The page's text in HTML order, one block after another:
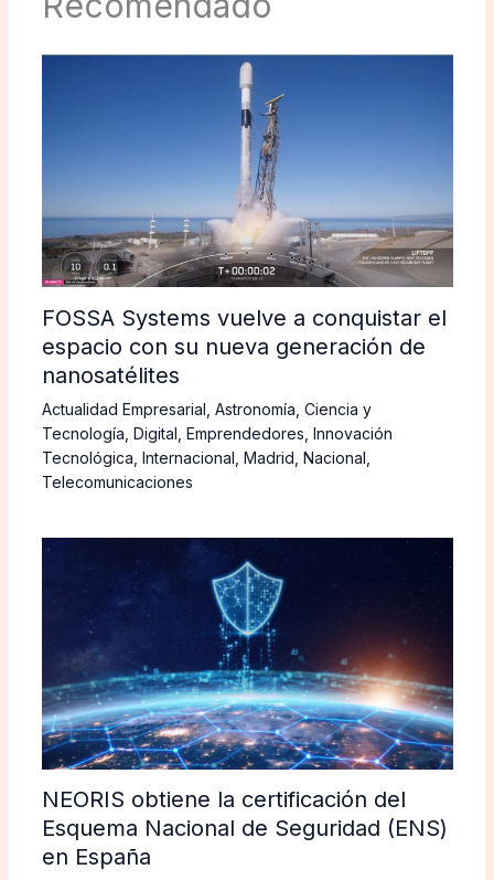
FOSSA Systems vuelve a conquistar el
espacio con su nueva generación de
nanosatélites
Actualidad Empresarial Astronomía Ciencia y
Tecnología Digital Emprendedores Innovación
Tecnológica Internacional Madrid Nacional
Telecomunicaciones
NEORIS obtiene la certificación del
Esquema Nacional de Seguridad (ENS)
en España